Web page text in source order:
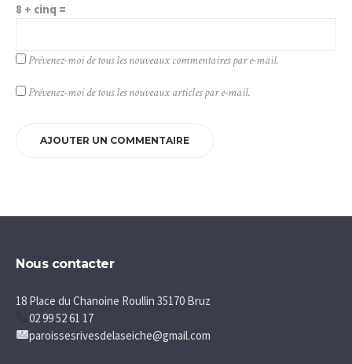
8 + cinq =
Prévenez-moi de tous les nouveaux commentaires par e-mail.
Prévenez-moi de tous les nouveaux articles par e-mail.
Nous contacter
18 Place du Chanoine Roullin 35170 Bruz
02 99 52 61 17
paroissesrivesdelaseiche@gmail.com